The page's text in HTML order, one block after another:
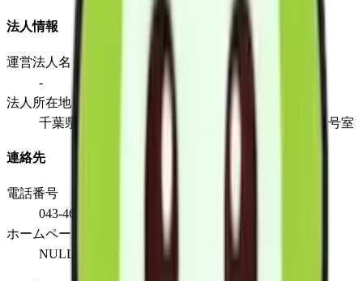
法人情報
運営法人名
-
法人所在地
千葉県佐倉市上志津1781-21スペース１ビル２０１号室
連絡先
電話番号
043-460-8228
ホームページ
NULL